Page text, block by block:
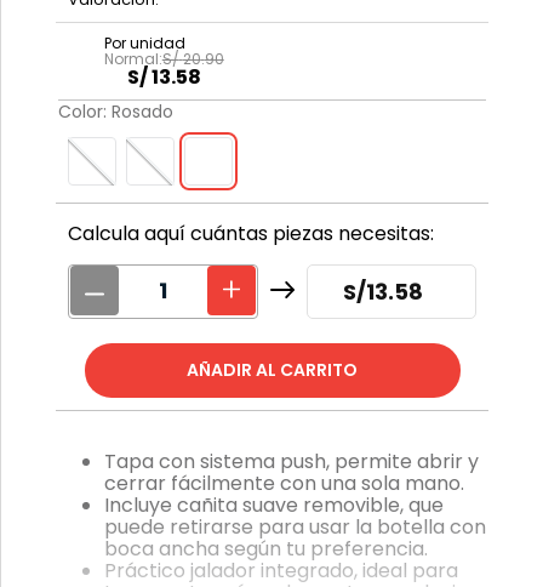
S/20.90
S/13.58
Color: Rosado
Calcula aquí cuántas piezas necesitas:
S/13.58
Tapa con sistema push, permite abrir y
cerrar fácilmente con una sola mano.
Incluye cañita suave removible, que
puede retirarse para usar la botella con
boca ancha según tu preferencia.
Práctico jalador integrado, ideal para